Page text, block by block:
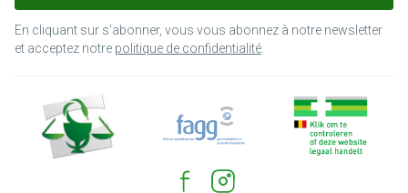
En cliquant sur s'abonner, vous vous abonnez à notre newsletter
et acceptez notre politique de confidentialité